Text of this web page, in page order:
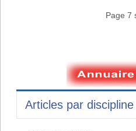
Page 7
Articles par discipline